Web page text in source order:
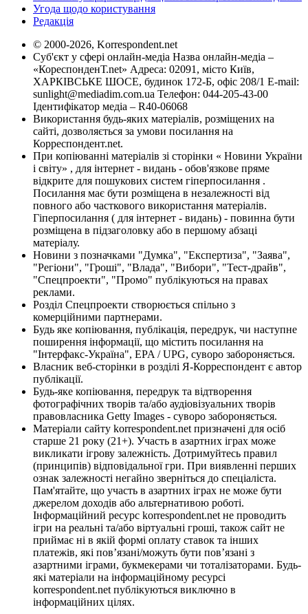
Угода щодо користування
Редакція
© 2000-2026, Korrespondent.net
Суб'єкт у сфері онлайн-медіа Назва онлайн-медіа –
«КореспонденТ.net» Адреса: 02091, місто Київ,
ХАРКІВСЬКЕ ШОСЕ, будинок 172-Б, офіс 208/1 E-mail:
sunlight@mediadim.com.ua Телефон: 044-205-43-00
Ідентифікатор медіа – R40-06068
Використання будь-яких матеріалів, розміщених на
сайті, дозволяється за умови посилання на
Корреспондент.net.
При копіюванні матеріалів зі сторінки « Новини України
і світу» , для інтернет - видань - обов'язкове пряме
відкрите для пошукових систем гіперпосилання .
Посилання має бути розміщена в незалежності від
повного або часткового використання матеріалів.
Гіперпосилання ( для інтернет - видань) - повинна бути
розміщена в підзаголовку або в першому абзаці
матеріалу.
Новини з позначками "Думка", "Експертиза", "Заява",
"Регіони", "Гроші", "Влада", "Вибори", "Тест-драйв",
"Спецпроекти", "Промо" публікуються на правах
реклами.
Розділ Спецпроекти створюється спільно з
комерційними партнерами.
Будь яке копіювання, публікація, передрук, чи наступне
поширення інформації, що містить посилання на
"Інтерфакс-Україна", EPA / UPG, суворо забороняється.
Власник веб-сторінки в розділі Я-Корреспондент є автор
публікації.
Будь-яке копіювання, передрук та відтворення
фотографічних творів та/або аудіовізуальних творів
правовласника Getty Images - суворо забороняється.
Матеріали сайту korrespondent.net призначені для осіб
старше 21 року (21+). Участь в азартних іграх може
викликати ігрову залежність. Дотримуйтесь правил
(принципів) відповідальної гри. При виявленні перших
ознак залежності негайно зверніться до спеціаліста.
Пам'ятайте, що участь в азартних іграх не може бути
джерелом доходів або альтернативою роботі.
Інформаційний ресурс korrespondent.net не проводить
ігри на реальні та/або віртуальні гроші, також сайт не
приймає ні в якій формі оплату ставок та інших
платежів, які пов’язані/можуть бути пов’язані з
азартними іграми, букмекерами чи тоталізаторами. Будь-
які матеріали на інформаційному ресурсі
korrespondent.net публікуються виключно в
інформаційних цілях.